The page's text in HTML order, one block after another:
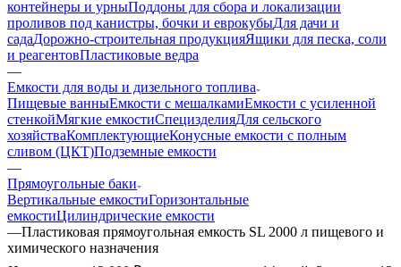
контейнеры и урныПоддоны для сбора и локализации
проливов под канистры, бочки и еврокубыДля дачи и
садаДорожно-строительная продукцияЯщики для песка, соли
и реагентовПластиковые ведра
—
Емкости для воды и дизельного топлива
Пищевые ванныЕмкости с мешалкамиЕмкости с усиленной
стенкойМягкие емкостиСпецизделияДля сельского
хозяйстваКомплектующиеКонусные емкости с полным
сливом (ЦКТ)Подземные емкости
—
Прямоугольные баки
Вертикальные емкостиГоризонтальные
емкостиЦилиндрические емкости
—Пластиковая прямоугольная емкость SL 2000 л пищевого и
химического назначения